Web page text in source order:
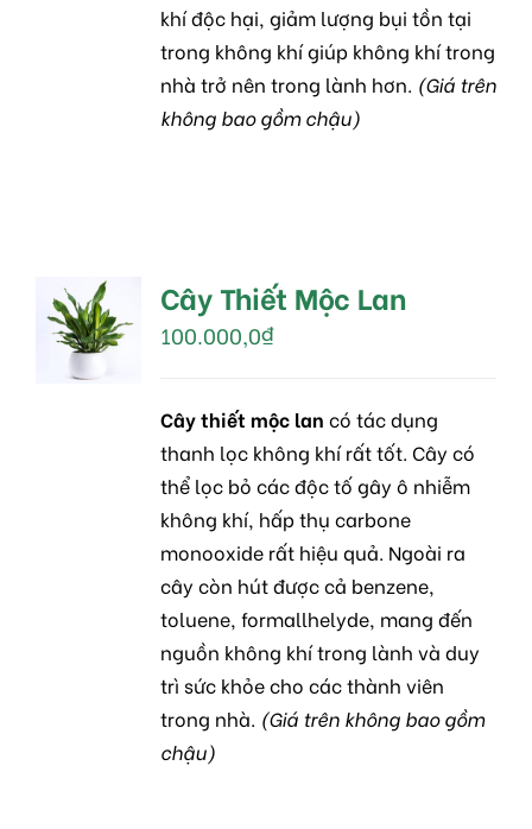
khí độc hại, giảm lượng bụi tồn tại
trong không khí giúp không khí trong
nhà trở nên trong lành hơn. (Giá trên
không bao gồm chậu)
MUA
HÀNG
/
DETAILS
Cây Thiết Mộc Lan
100.000,0₫
Cây thiết mộc lan có tác dụng
thanh lọc không khí rất tốt. Cây có
thể lọc bỏ các độc tố gây ô nhiễm
không khí, hấp thụ carbone
monooxide rất hiệu quả. Ngoài ra
cây còn hút được cả benzene,
toluene, formallhelyde, mang đến
nguồn không khí trong lành và duy
trì sức khỏe cho các thành viên
trong nhà. (Giá trên không bao gồm
chậu)